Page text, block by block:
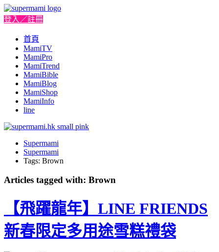
登入／註冊
首頁
MamiTV
MamiPro
MamiTrend
MamiBible
MamiBlog
MamiShop
MamiInfo
line
Supermami
Supermami
Tags: Brown
Articles tagged with: Brown
【飛躍龍年】LINE FRIENDS
新春限定多用途雪糕禮袋